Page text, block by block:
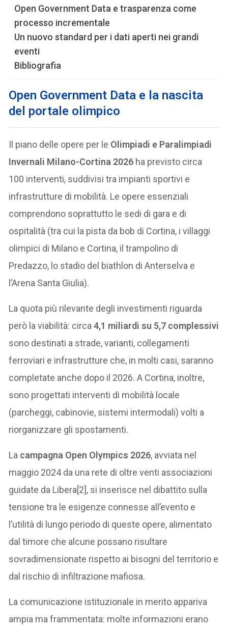
Open Government Data e trasparenza come
processo incrementale
Un nuovo standard per i dati aperti nei grandi
eventi
Bibliografia
Open Government Data e la nascita
del portale olimpico
Il piano delle opere per le Olimpiadi e Paralimpiadi
Invernali Milano-Cortina 2026 ha previsto circa
100 interventi, suddivisi tra impianti sportivi e
infrastrutture di mobilità. Le opere essenziali
comprendono soprattutto le sedi di gara e di
ospitalità (tra cui la pista da bob di Cortina, i villaggi
olimpici di Milano e Cortina, il trampolino di
Predazzo, lo stadio del biathlon di Anterselva e
l’Arena Santa Giulia).
La quota più rilevante degli investimenti riguarda
però la viabilità: circa4,1 miliardi su 5,7 complessivi
sono destinati a strade, varianti, collegamenti
ferroviari e infrastrutture che, in molti casi, saranno
completate anche dopo il 2026. A Cortina, inoltre,
sono progettati interventi di mobilità locale
(parcheggi, cabinovie, sistemi intermodali) volti a
riorganizzare gli spostamenti.
La campagna Open Olympics 2026, avviata nel
maggio 2024 da una rete di oltre venti associazioni
guidate da Libera[2], si inserisce nel dibattito sulla
tensione tra le esigenze connesse all’evento e
l’utilità di lungo periodo di queste opere, alimentato
dal timore che alcune possano risultare
sovradimensionate rispetto ai bisogni del territorio e
dal rischio di infiltrazione mafiosa.
La comunicazione istituzionale in merito appariva
ampia ma frammentata: molte informazioni erano